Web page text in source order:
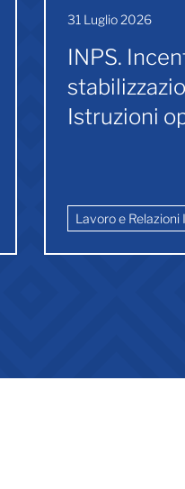
31 Luglio 2026
INPS.
Istruzioni
Lavoro e Relazioni